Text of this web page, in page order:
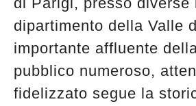
dipartimento della Valle
importante affluente
pubblico numeroso,
fidelizzato segue la